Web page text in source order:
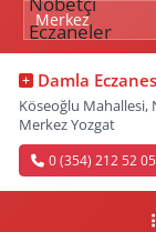
Damla
Köseoğlu Mahallesi,
Merkez Yozgat
0 (354) 212 52 05